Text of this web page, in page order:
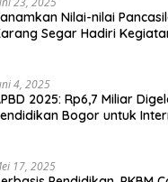
Nilai-nilai
Segar Hadiri
4, 2025
2025: Rp6,7 Miliar
Bogor untuk
17, 2025